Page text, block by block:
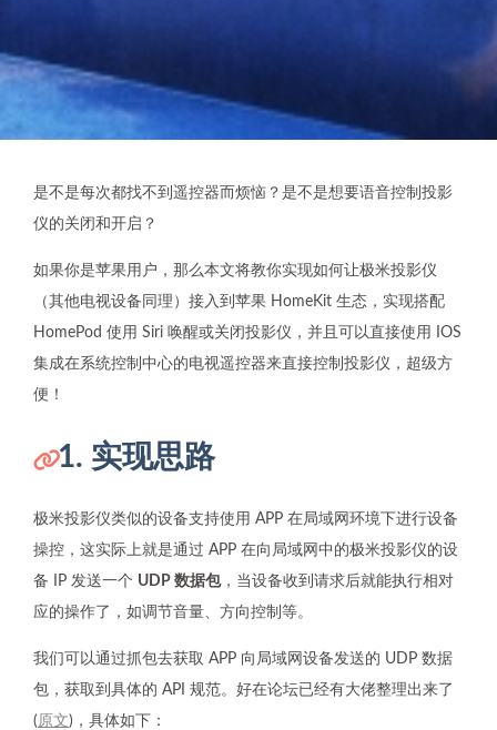
是不是每次都找不到遥控器而烦恼？是不是想要语音控制投影
仪的关闭和开启？
如果你是苹果用户，那么本文将教你实现如何让极米投影仪
（其他电视设备同理）接入到苹果 HomeKit 生态，实现搭配
HomePod 使用 Siri 唤醒或关闭投影仪，并且可以直接使用 IOS
集成在系统控制中心的电视遥控器来直接控制投影仪，超级方
便！
1. 实现思路
极米投影仪类似的设备支持使用 APP 在局域网环境下进行设备
操控，这实际上就是通过 APP 在向局域网中的极米投影仪的设
备 IP 发送一个 UDP 数据包，当设备收到请求后就能执行相对
应的操作了，如调节音量、方向控制等。
我们可以通过抓包去获取 APP 向局域网设备发送的 UDP 数据
包，获取到具体的 API 规范。好在论坛已经有大佬整理出来了
( 原文)，具体如下：